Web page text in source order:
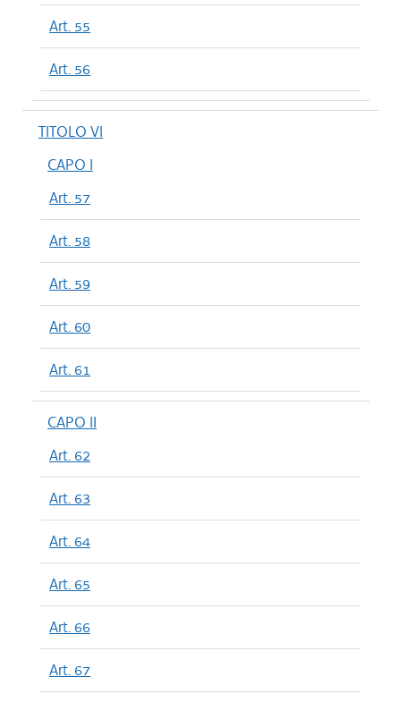
Art. 55
Art. 56
TITOLO VI
CAPO I
Art. 57
Art. 58
Art. 59
Art. 60
Art. 61
CAPO II
Art. 62
Art. 63
Art. 64
Art. 65
Art. 66
Art. 67